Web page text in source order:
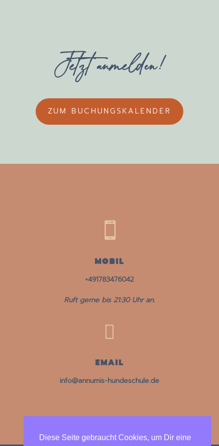
Jetzt anmelden!
ZUM BUCHUNGSKALENDER

MOBIL
+491783476042
Ruft gerne bis 21:30 Uhr an.

EMAIL
info@annumis-hundeschule.de
Diese Seite gebraucht Cookies, um Dir eine